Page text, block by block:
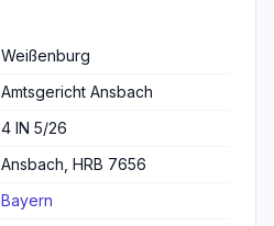
Weißenburg
Amtsgericht Ansbach
4 IN 5/26
Ansbach, HRB 7656
Bayern